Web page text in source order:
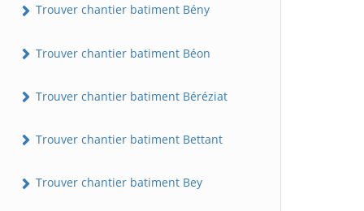
Trouver chantier batiment Bény
Trouver chantier batiment Béon
Trouver chantier batiment Béréziat
Trouver chantier batiment Bettant
Trouver chantier batiment Bey